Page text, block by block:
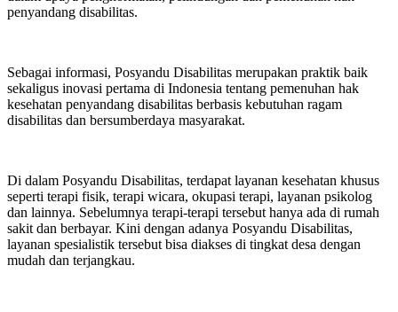
penyandang disabilitas.
Sebagai informasi, Posyandu Disabilitas merupakan praktik baik
sekaligus inovasi pertama di Indonesia tentang pemenuhan hak
kesehatan penyandang disabilitas berbasis kebutuhan ragam
disabilitas dan bersumberdaya masyarakat.
Di dalam Posyandu Disabilitas, terdapat layanan kesehatan khusus
seperti terapi fisik, terapi wicara, okupasi terapi, layanan psikolog
dan lainnya. Sebelumnya terapi-terapi tersebut hanya ada di rumah
sakit dan berbayar. Kini dengan adanya Posyandu Disabilitas,
layanan spesialistik tersebut bisa diakses di tingkat desa dengan
mudah dan terjangkau.